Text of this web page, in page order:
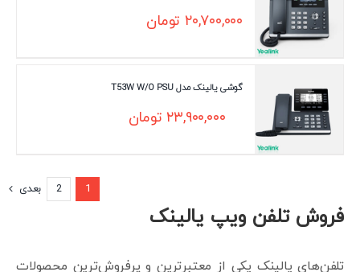
۲۰,۷۰۰,۰۰۰ تومان
گوشی یالینک مدل T53W W/O PSU
۲۳,۹۰۰,۰۰۰ تومان
1
2 بعدی
فروش تلفن ویپ یالینک
تلفن‌های یالینک یکی از معتبرترین و پرفروش‌ترین محصولات